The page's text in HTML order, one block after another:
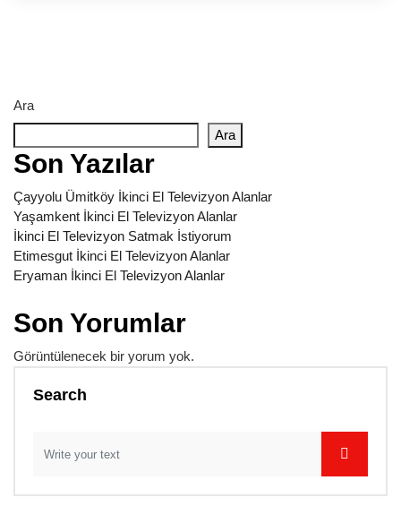
Ara
Ara
Son Yazılar
Çayyolu Ümitköy İkinci El Televizyon Alanlar
Yaşamkent İkinci El Televizyon Alanlar
İkinci El Televizyon Satmak İstiyorum
Etimesgut İkinci El Televizyon Alanlar
Eryaman İkinci El Televizyon Alanlar
Son Yorumlar
Görüntülenecek bir yorum yok.
Search